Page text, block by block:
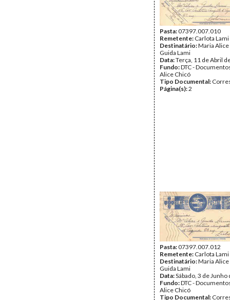
Pasta:07397.007.010
Remetente: Carlota Lami
Destinatário:Maria
Guida Lami
Data:Terça, 11 de Abril
Fundo:DTC -
Alice Chicó
Tipo Documental:
Página(s):2
Pasta:07397.007.012
Remetente: Carlota Lami
Destinatário:Maria
Guida Lami
Data:Sábado, 3 de Junho
Fundo:DTC -
Alice Chicó
Tipo Documental: